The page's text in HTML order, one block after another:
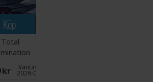
Köp
Total
Väntas in:
2026-08-31